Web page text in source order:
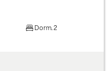
Dorm. 2